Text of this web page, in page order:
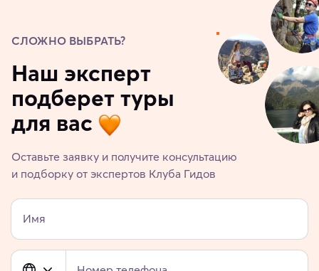
СЛОЖНО ВЫБРАТЬ?
Наш эксперт
подберет туры
для вас
Оставьте заявку и получите консультацию
и подборку от экспертов Клуба Гидов
Имя